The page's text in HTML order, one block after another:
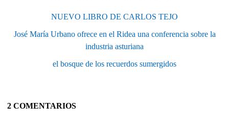
NUEVO LIBRO DE CARLOS TEJO
José María Urbano ofrece en el Ridea una conferencia sobre la
industria asturiana
el bosque de los recuerdos sumergidos
2 COMENTARIOS